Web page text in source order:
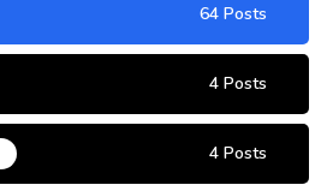
64 Posts
4 Posts
4 Posts